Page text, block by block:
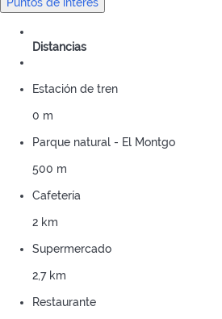
Distancias
Estación de tren
0 m
Parque natural - El Montgo
500 m
Cafetería
2 km
Supermercado
2,7 km
Restaurante